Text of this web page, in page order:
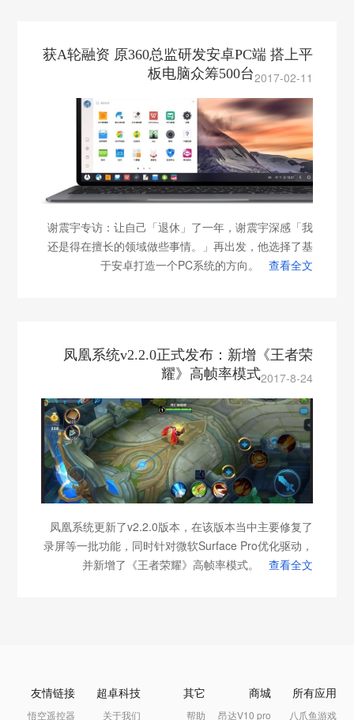
获A轮融资 原360总监研发安卓PC端 搭上平
板电脑众筹500台2017-02-11
谢震宇专访：让自己「退休」了一年，谢震宇深感「我
还是得在擅长的领域做些事情。」再出发，他选择了基
于安卓打造一个PC系统的方向。 查看全文
凤凰系统v2.2.0正式发布：新增《王者荣
耀》高帧率模式2017-8-24
凤凰系统更新了v2.2.0版本，在该版本当中主要修复了
录屏等一批功能，同时针对微软Surface Pro优化驱动，
并新增了《王者荣耀》高帧率模式。 查看全文
所有应用
八爪鱼游戏
商城
昂达V10 pro
其它
帮助
超卓科技
关于我们
友情链接
悟空遥控器